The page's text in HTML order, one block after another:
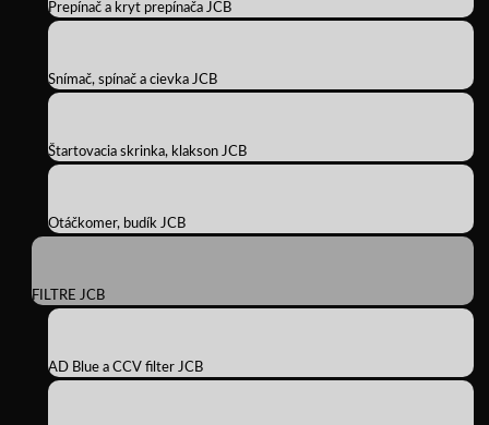
Prepínač a kryt prepínača JCB
Snímač, spínač a cievka JCB
Štartovacia skrinka, klakson JCB
Otáčkomer, budík JCB
FILTRE JCB
AD Blue a CCV filter JCB